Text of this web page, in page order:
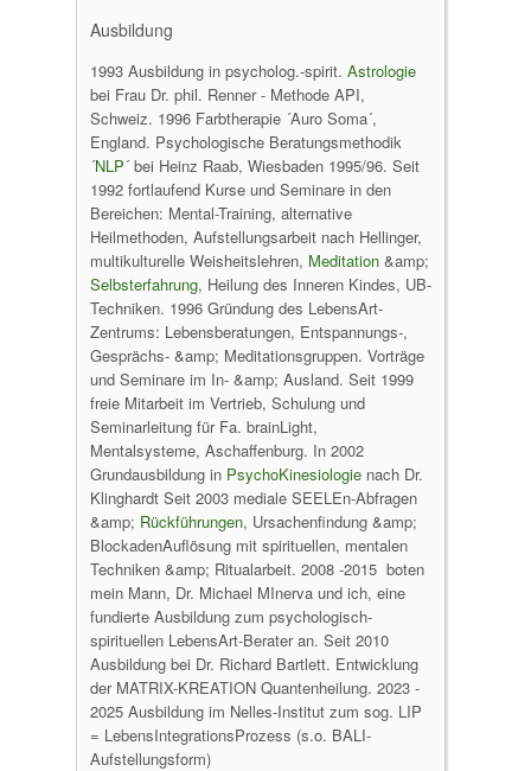
Ausbildung
1993 Ausbildung in psycholog.-spirit. Astrologie
bei Frau Dr. phil. Renner - Methode API,
Schweiz. 1996 Farbtherapie ´Auro Soma´,
England. Psychologische Beratungsmethodik
´NLP´ bei Heinz Raab, Wiesbaden 1995/96. Seit
1992 fortlaufend Kurse und Seminare in den
Bereichen: Mental-Training, alternative
Heilmethoden, Aufstellungsarbeit nach Hellinger,
multikulturelle Weisheitslehren, Meditation &amp;
Selbsterfahrung, Heilung des Inneren Kindes, UB-
Techniken. 1996 Gründung des LebensArt-
Zentrums: Lebensberatungen, Entspannungs-,
Gesprächs- &amp; Meditationsgruppen. Vorträge
und Seminare im In- &amp; Ausland. Seit 1999
freie Mitarbeit im Vertrieb, Schulung und
Seminarleitung für Fa. brainLight,
Mentalsysteme, Aschaffenburg. In 2002
Grundausbildung in PsychoKinesiologie nach Dr.
Klinghardt Seit 2003 mediale SEELEn-Abfragen
&amp; Rückführungen, Ursachenfindung &amp;
BlockadenAuflösung mit spirituellen, mentalen
Techniken &amp; Ritualarbeit. 2008 -2015 boten
mein Mann, Dr. Michael MInerva und ich, eine
fundierte Ausbildung zum psychologisch-
spirituellen LebensArt-Berater an. Seit 2010
Ausbildung bei Dr. Richard Bartlett. Entwicklung
der MATRIX-KREATION Quantenheilung. 2023 -
2025 Ausbildung im Nelles-Institut zum sog. LIP
= LebensIntegrationsProzess (s.o. BALI-
Aufstellungsform)